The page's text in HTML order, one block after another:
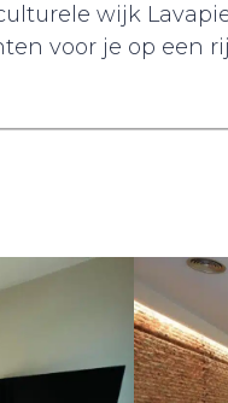
wijk
voor je op een